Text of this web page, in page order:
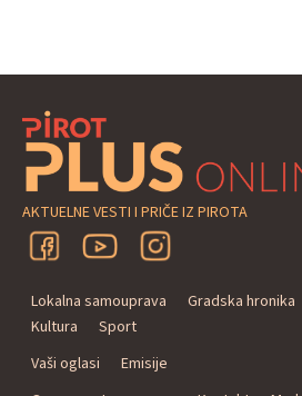
AKTUELNE VESTI I PRIČE IZ PIROTA
Lokalna samouprava Gradska hronika
Kultura
Sport
Vaši oglasi
Emisije